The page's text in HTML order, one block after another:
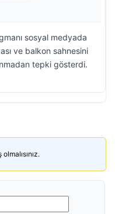
sosyal medyada
ve balkon sahnesini
tepki gösterdi.